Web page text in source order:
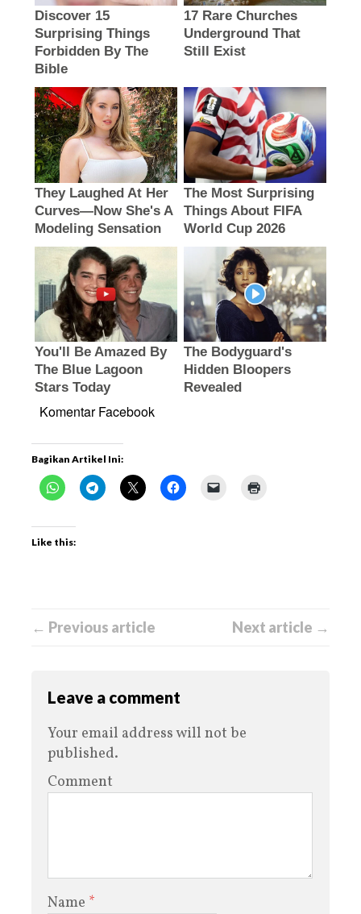
Komentar Facebook
Bagikan Artikel Ini:
Like this:
← Previous article Next article →
Leave a comment
Your email address will not be
published.
Comment
Name *